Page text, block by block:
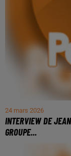
24 mars 2026
INTERVIEW DE
GROUPE...